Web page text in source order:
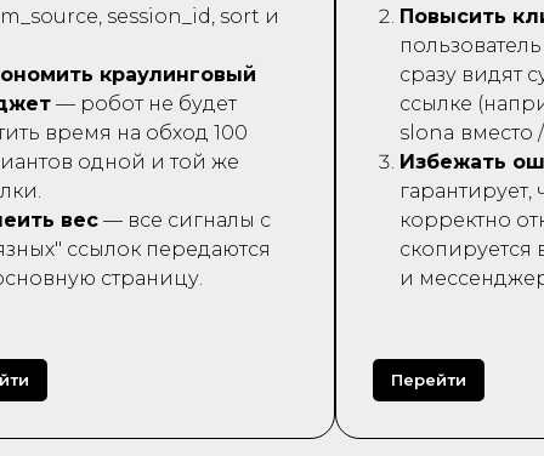
session_id, sort и
краулинговый
— робот не будет
время на обход 100
одной и той же
вес — все сигналы с
ссылок передаются
страницу.
Повысить
сразу видят
ссылке
slona вместо /
Избежать
гарантирует,
корректно
скопируется
и
Перейти